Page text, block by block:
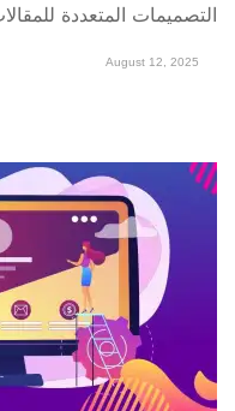
التصميمات المتعددة
August 12, 2025